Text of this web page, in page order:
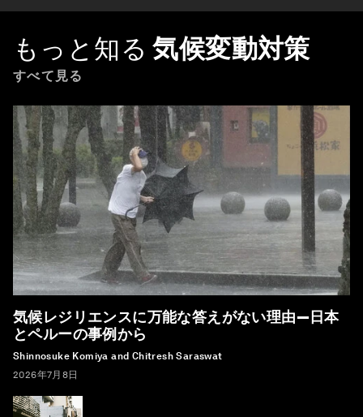
もっと知る 気候変動対策
すべて見る
気候レジリエンスに万能な答えがない理由―日本
とペルーの事例から
Shinnosuke Komiya and Chitresh Saraswat
2026年7月8日